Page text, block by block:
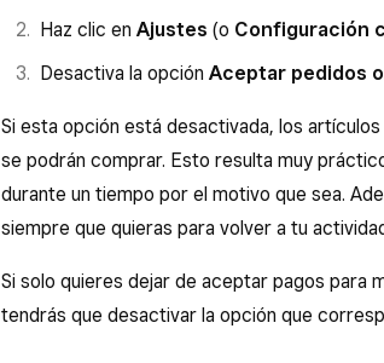
Haz clic en Ajustes (o Configuración
Desactiva la opción Aceptar pedidos
Si esta opción está desactivada, los
se podrán comprar. Esto resulta muy
durante un tiempo por el motivo que sea.
siempre que quieras para volver a tu
Si solo quieres dejar de aceptar pagos para
tendrás que desactivar la opción que